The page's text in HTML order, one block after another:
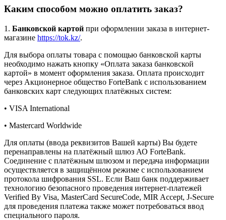
Каким способом можно оплатить заказ?
1. Банковской картой при оформлении заказа в интернет-
магазине https://tok.kz/.
Для выбора оплаты товара с помощью банковской карты
необходимо нажать кнопку «Оплата заказа банковской
картой» в момент оформления заказа. Оплата происходит
через Акционерное общество ForteBank с использованием
банковских карт следующих платёжных систем:
• VISA International
• Mastercard Worldwide
Для оплаты (ввода реквизитов Вашей карты) Вы будете
перенаправлены на платёжный шлюз АО ForteBank.
Соединение с платёжным шлюзом и передача информации
осуществляется в защищённом режиме с использованием
протокола шифрования SSL. Если Ваш банк поддерживает
технологию безопасного проведения интернет-платежей
Verified By Visa, MasterCard SecureCode, MIR Accept, J-Secure
для проведения платежа также может потребоваться ввод
специального пароля.